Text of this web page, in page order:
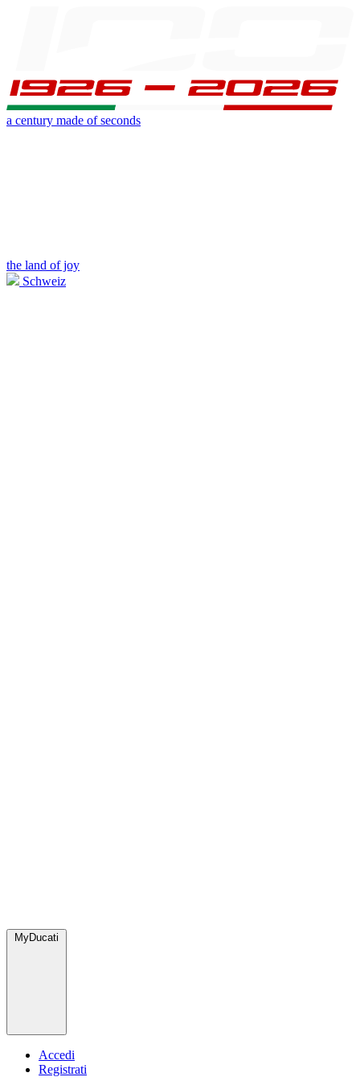
a century made of seconds
the land of joy
Schweiz
MyDucati
Accedi
Registrati